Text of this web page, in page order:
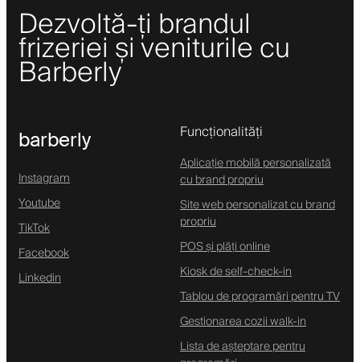
Dezvoltă-ți brandul
frizeriei și veniturile cu
Barberly
barberly
Instagram
Youtube
TikTok
Facebook
Linkedin
Funcționalități
Aplicație mobilă personalizată
cu brand propriu
Site web personalizat cu brand
propriu
POS și plăți online
Kiosk de self-check-in
Tablou de programări pentru TV
Gestionarea cozii walk-in
Lista de așteptare pentru